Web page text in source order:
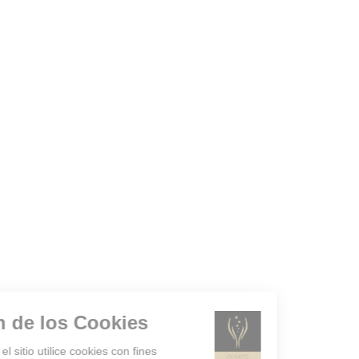
Gestión de los Cookies
¿Acepta que el sitio utilice cookies con fines